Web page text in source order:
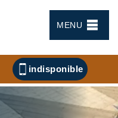
MENU
indisponible